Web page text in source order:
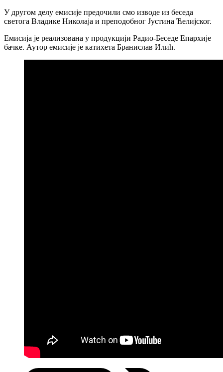
У другом делу емисије предочили смо изводе из беседа
светога Владике Николаја и преподобног Јустина Ћелијског.
Емисија је реализована у продукцији Радио-Беседе Епархије
бачке. Аутор емисије је катихета Бранислав Илић.